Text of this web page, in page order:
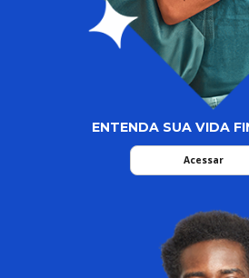
ENTENDA SUA VIDA
Acessar